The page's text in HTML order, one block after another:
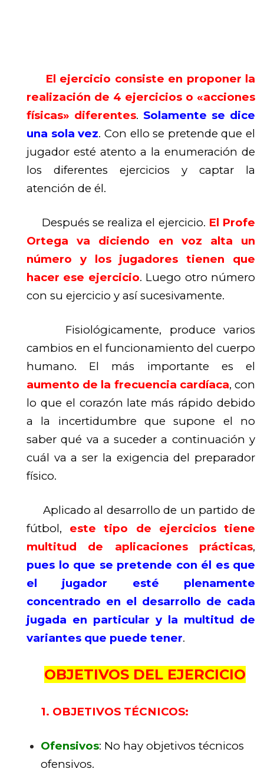
El ejercicio consiste en proponer la
realización de 4 ejercicios o «acciones
físicas» diferentes. Solamente se dice
una sola vez. Con ello se pretende que el
jugador esté atento a la enumeración de
los diferentes ejercicios y captar la
atención de él.
Después se realiza el ejercicio. El Profe
Ortega va diciendo en voz alta un
número y los jugadores tienen que
hacer ese ejercicio. Luego otro número
con su ejercicio y así sucesivamente.
Fisiológicamente, produce varios
cambios en el funcionamiento del cuerpo
humano. El más importante es el
aumento de la frecuencia cardíaca, con
lo que el corazón late más rápido debido
a la incertidumbre que supone el no
saber qué va a suceder a continuación y
cuál va a ser la exigencia del preparador
físico.
Aplicado al desarrollo de un partido de
fútbol, este tipo de ejercicios tiene
multitud de aplicaciones prácticas,
pues lo que se pretende con él es que
el jugador esté plenamente
concentrado en el desarrollo de cada
jugada en particular y la multitud de
variantes que puede tener.
OBJETIVOS DEL EJERCICIO
1. OBJETIVOS TÉCNICOS:
Ofensivos: No hay objetivos técnicos
ofensivos.